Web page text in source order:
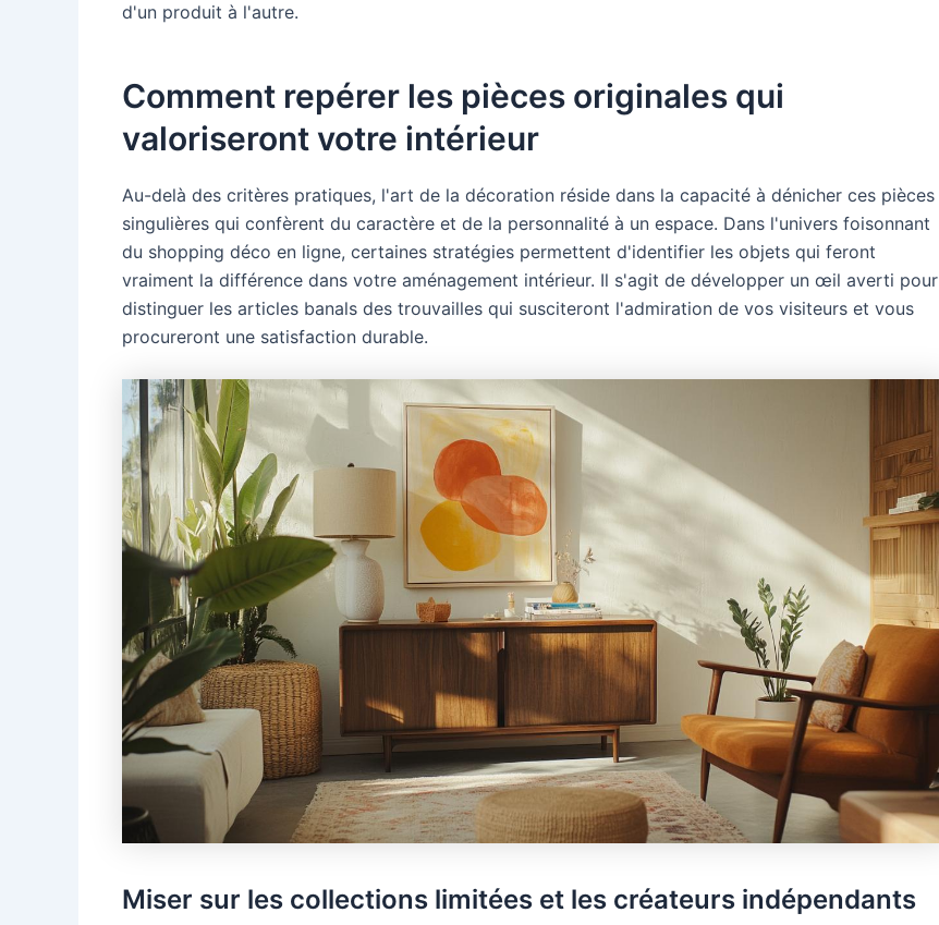
d'un produit à l'autre.
Comment repérer les pièces originales qui
valoriseront votre intérieur
Au-delà des critères pratiques, l'art de la décoration réside dans la capacité à dénicher ces pièces
singulières qui confèrent du caractère et de la personnalité à un espace. Dans l'univers foisonnant
du shopping déco en ligne, certaines stratégies permettent d'identifier les objets qui feront
vraiment la différence dans votre aménagement intérieur. Il s'agit de développer un œil averti pour
distinguer les articles banals des trouvailles qui susciteront l'admiration de vos visiteurs et vous
procureront une satisfaction durable.
Miser sur les collections limitées et les créateurs indépendants